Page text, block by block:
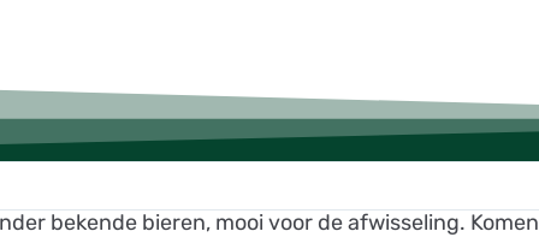
bekende bieren, mooi voor de afwisseling.